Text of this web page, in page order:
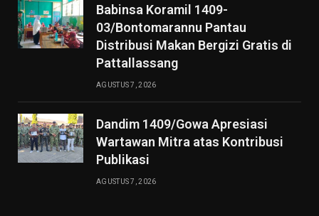
Babinsa Koramil 1409-
03/Bontomarannu Pantau
Distribusi Makan Bergizi Gratis di
Pattallassang
AGUSTUS 7, 2026
Dandim 1409/Gowa Apresiasi
Wartawan Mitra atas Kontribusi
Publikasi
AGUSTUS 7, 2026